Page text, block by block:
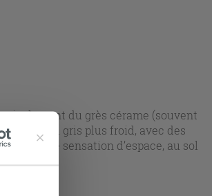
du grès cérame (souvent
doux au gris plus froid, avec des
une sensation d’espace, au sol